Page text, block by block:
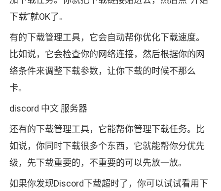
下载”就OK了。
有的下载管理工具，它会自动帮你优化下载速度。
比如说，它会检查你的网络连接，然后根据你的网
络条件来调整下载参数，让你下载的时候不那么
卡。
discord 中文 服务器
还有的下载管理工具，它能帮你管理下载任务。比
如说，你同时下载很多个东西，它就能帮你分优先
级，先下载重要的，不重要的可以先放一放。
如果你发现Discord下载超时了，你可以试试看用下